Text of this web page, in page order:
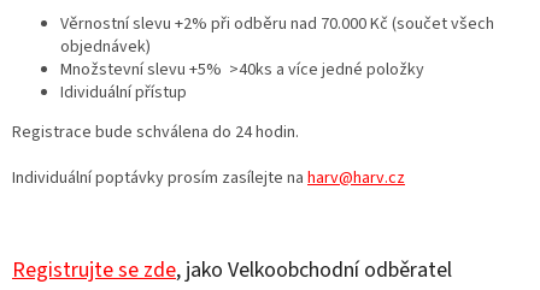
Věrnostní slevu +2% při odběru nad 70.000 Kč (součet všech
objednávek)
Množstevní slevu +5% >40ks a více jedné položky
Idividuální přístup
Registrace bude schválena do 24 hodin.
Individuální poptávky prosím zasílejte na harv@harv.cz
Registrujte se zde, jako Velkoobchodní odběratel